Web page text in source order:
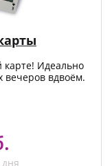
Идеально
вечеров вдвоём.